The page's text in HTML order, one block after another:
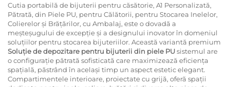
Cutia portabilă de bijuterii pentru căsătorie, A1 Personalizată,
Pătrată, din Piele PU, pentru Călătorii, pentru Stocarea Inelelor,
Colierelor și Brățărilor, cu Ambalaj, este o dovadă a
meșteșugului de excepție și a designului inovator în domeniul
soluțiilor pentru stocarea bijuteriilor. Această variantă premium
Soluție de depozitare pentru bijuterii din piele PUsistemul are
o configurație pătrată sofisticată care maximizează eficiența
spațială, păstrând în același timp un aspect estetic elegant.
Compartimentele interioare, proiectate cu grijă, oferă spații